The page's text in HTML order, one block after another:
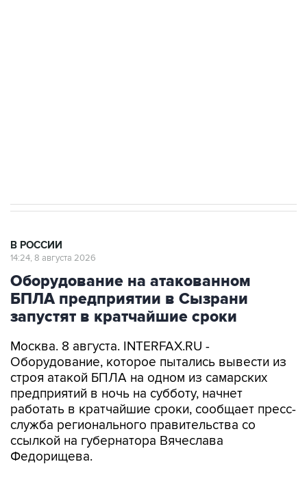
В РОССИИ
14:24, 8 августа 2026
Оборудование на атакованном
БПЛА предприятии в Сызрани
запустят в кратчайшие сроки
Москва. 8 августа. INTERFAX.RU -
Оборудование, которое пытались вывести из
строя атакой БПЛА на одном из самарских
предприятий в ночь на субботу, начнет
работать в кратчайшие сроки, сообщает пресс-
служба регионального правительства со
ссылкой на губернатора Вячеслава
Федорищева.